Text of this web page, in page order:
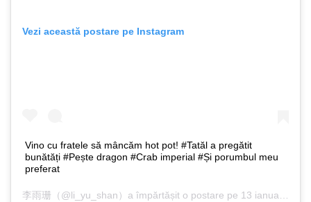
Vezi această postare pe Instagram
Vino cu fratele să mâncăm hot pot! #Tatăl a pregătit
bunătăți #Pește dragon #Crab imperial #Și porumbul meu
preferat
李雨珊 （@li_yu_shan）a împărtășit o postare pe 13 ianuarie 2020, la ora 6:57 PST